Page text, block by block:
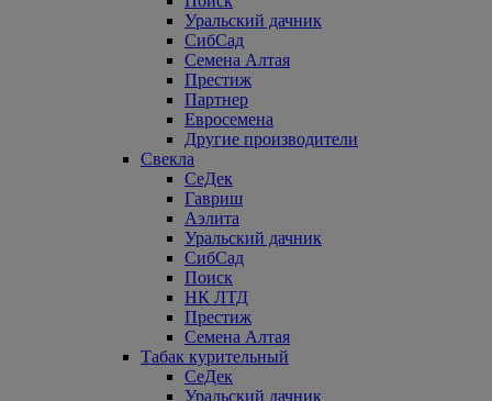
Уральский дачник
СибСад
Семена Алтая
Престиж
Партнер
Евросемена
Другие производители
Свекла
СеДек
Гавриш
Аэлита
Уральский дачник
СибСад
Поиск
НК ЛТД
Престиж
Семена Алтая
Табак курительный
СеДек
Уральский дачник